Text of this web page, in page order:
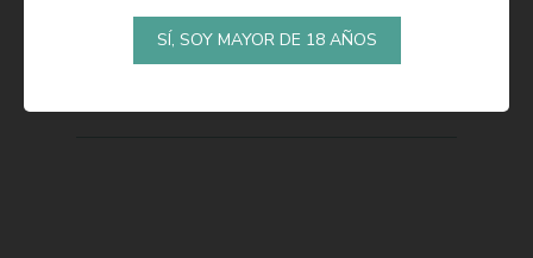
SÍ, SOY MAYOR DE 18 AÑOS